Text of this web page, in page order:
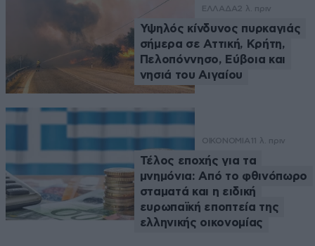
ΕΛΛΑΔΑ2 λ. πριν
Υψηλός κίνδυνος πυρκαγιάς
σήμερα σε Αττική, Κρήτη,
Πελοπόννησο, Εύβοια και
νησιά του Αιγαίου
ΟΙΚΟΝΟΜΙΑ 11 λ. πριν
Τέλος εποχής για τα
μνημόνια: Από το φθινόπωρο
σταματά και η ειδική
ευρωπαϊκή εποπτεία της
ελληνικής οικονομίας